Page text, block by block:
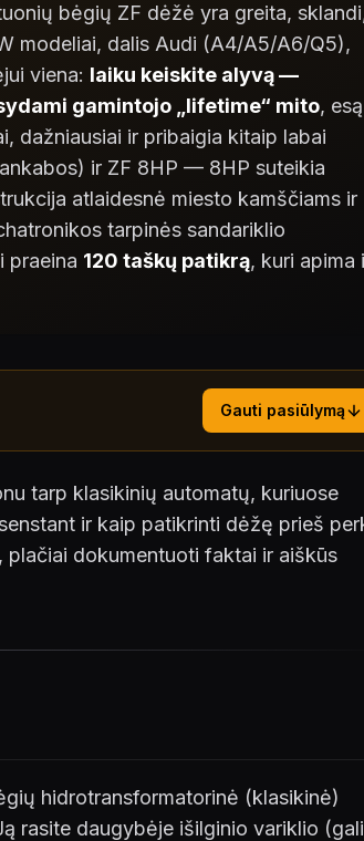
bėgių ZF dėžė yra greita,
modeliai, dalis Audi (A4/A5/A6/Q5),
viena: laiku keiskite alyvą —
gamintojo „lifetime“ mito, esą
dažniausiai ir pribaigia kitaip labai
ir ZF 8HP — 8HP suteikia
atlaidesnė miesto kamščiams ir
tarpinės sandariklio
praeina 120 taškų patikrą, kuri apima
Gauti pasiūlymą
tarp klasikinių automatų, kuriuose
ir kaip patikrinti dėžę prieš
dokumentuoti faktai ir aiškūs
hidrotransformatorinė (klasikinė)
rasite daugybėje išilginio variklio